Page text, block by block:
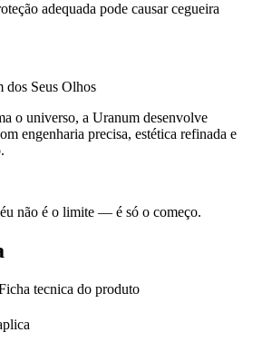
adequada pode causar cegueira
Seus Olhos
o universo, a Uranum desenvolve
engenharia precisa, estética refinada e
não é o limite — é só o começo.
tecnica do produto